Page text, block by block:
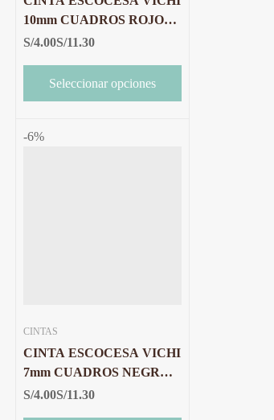
10mm CUADROS ROJO
CON BLANCO X 10
S/4.00S/11.30
Seleccionar opciones
-6%
CINTAS
CINTA ESCOCESA VICHI
7mm CUADROS NEGRO
CON BLANCO X 10
S/4.00S/11.30